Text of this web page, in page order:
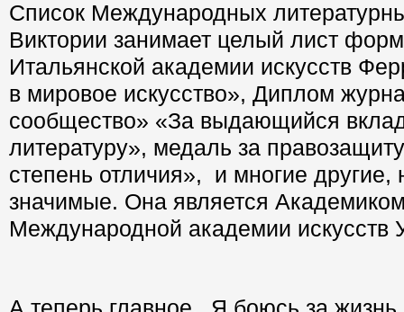
Список Международных
Виктории занимает целый лист
Итальянской академии искусств
в мировое искусство», Диплом
сообщество» «За выдающийся
литературу», медаль за
степень отличия», и многие другие,
значимые. Она является
Международной академии искусств